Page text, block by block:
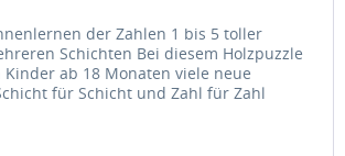
der Zahlen 1 bis 5 toller
Schichten Bei diesem Holzpuzzle
Kinder ab 18 Monaten viele neue
für Schicht und Zahl für Zahl